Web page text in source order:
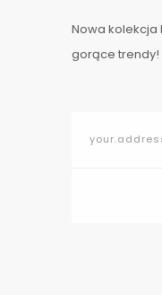
Nowa kolekcja
gorące trendy!